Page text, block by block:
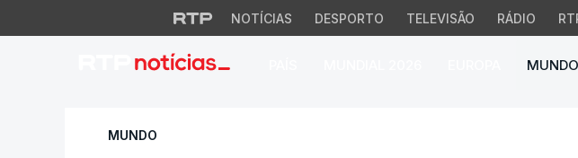
NOTÍCIAS DESPORTO TELEVISÃO RÁDIO
MUNDO
Protesto contra agressão
MUNDO